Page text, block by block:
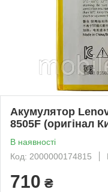
Акумулятор
8505F (оригінал
В наявності
Код: 2000000174815
710 ₴